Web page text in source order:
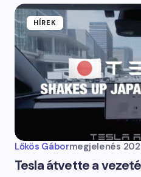
HÍREK
Lőkös Gábormegjelenés
Tesla átvette a